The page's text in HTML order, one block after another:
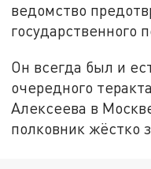
ведомство
государственного
Он всегда был и
очередного
Алексеева в
полковник жёстко